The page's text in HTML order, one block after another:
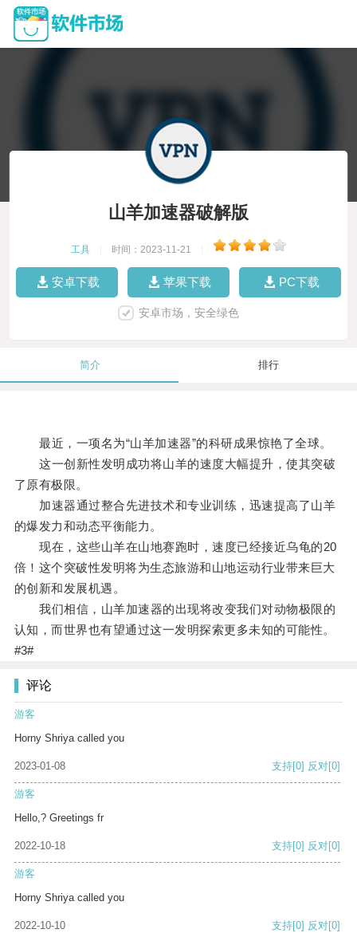
山羊加速器破解版
工具 时间：2023-11-21
安卓下载 苹果下载 PC下载
安卓市场，安全绿色
简介 排行
最近，一项名为“山羊加速器”的科研成果惊艳了全球。
这一创新性发明成功将山羊的速度大幅提升，使其突破
了原有极限。
加速器通过整合先进技术和专业训练，迅速提高了山羊
的爆发力和动态平衡能力。
现在，这些山羊在山地赛跑时，速度已经接近乌龟的20
倍！这个突破性发明将为生态旅游和山地运动行业带来巨大
的创新和发展机遇。
我们相信，山羊加速器的出现将改变我们对动物极限的
认知，而世界也有望通过这一发明探索更多未知的可能性。
#3#
评论
游客
Horny Shriya called you
2023-01-08 支持[0] 反对[0]
游客
Hello,? Greetings fr
2022-10-18 支持[0] 反对[0]
游客
Horny Shriya called you
2022-10-10 支持[0] 反对[0]